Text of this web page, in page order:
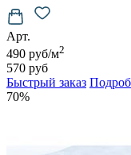
Арт.
490 руб/м2
570 руб
Быстрый заказ
70%